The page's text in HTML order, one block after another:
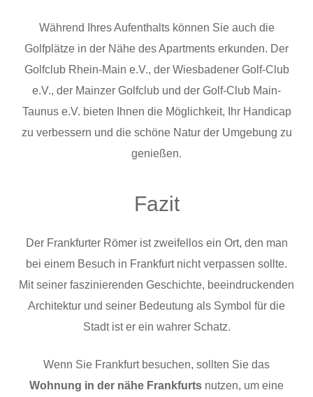
Während Ihres Aufenthalts können Sie auch die
Golfplätze in der Nähe des Apartments erkunden. Der
Golfclub Rhein-Main e.V., der Wiesbadener Golf-Club
e.V., der Mainzer Golfclub und der Golf-Club Main-
Taunus e.V. bieten Ihnen die Möglichkeit, Ihr Handicap
zu verbessern und die schöne Natur der Umgebung zu
genießen.
Fazit
Der Frankfurter Römer ist zweifellos ein Ort, den man
bei einem Besuch in Frankfurt nicht verpassen sollte.
Mit seiner faszinierenden Geschichte, beeindruckenden
Architektur und seiner Bedeutung als Symbol für die
Stadt ist er ein wahrer Schatz.
Wenn Sie Frankfurt besuchen, sollten Sie das
Wohnung in der nähe Frankfurts nutzen, um eine